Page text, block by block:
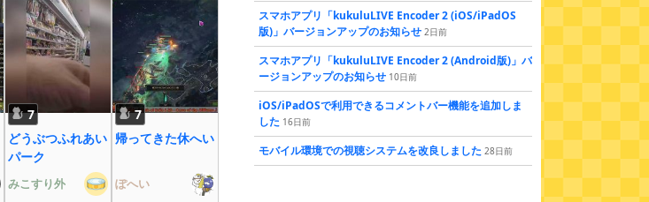
7
どうぶつふれあい
パーク
みこすり外
7
帰ってきた休へい
ぽへい
スマホアプリ「kukuluLIVE Encoder 2 (iOS/iPadOS
版)」バージョンアップのお知らせ 2日前
スマホアプリ「kukuluLIVE Encoder 2 (Android版)」バ
ージョンアップのお知らせ 10日前
iOS/iPadOSで利用できるコメントバー機能を追加しま
した 16日前
モバイル環境での視聴システムを改良しました 28日前